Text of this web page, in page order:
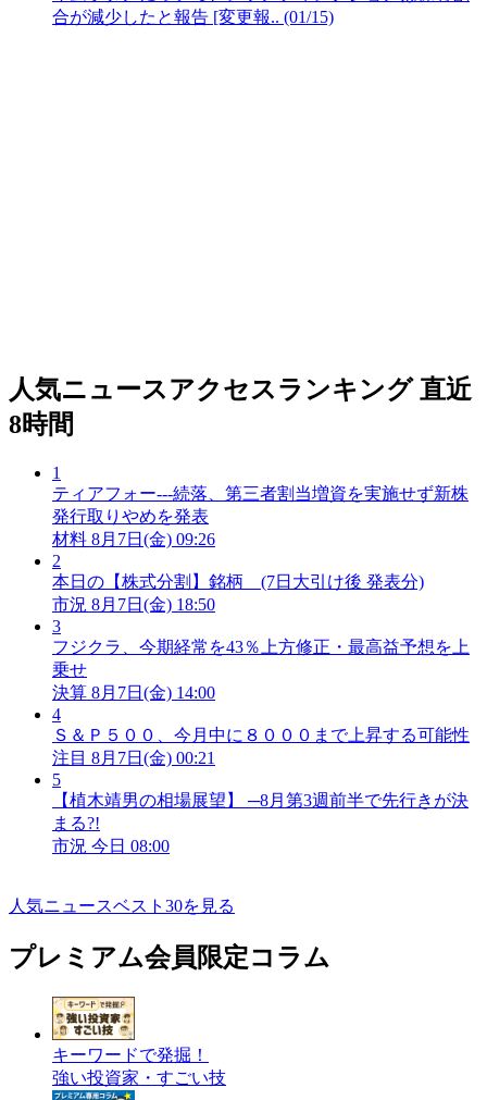
合が減少したと報告 [変更報.. (01/15)
人気ニュースアクセスランキング 直近
8時間
1
ティアフォー---続落、第三者割当増資を実施せず新株
発行取りやめを発表
材料 8月7日(金) 09:26
2
本日の【株式分割】銘柄 (7日大引け後 発表分)
市況 8月7日(金) 18:50
3
フジクラ、今期経常を43％上方修正・最高益予想を上
乗せ
決算 8月7日(金) 14:00
4
Ｓ＆Ｐ５００、今月中に８０００まで上昇する可能性
注目 8月7日(金) 00:21
5
【植木靖男の相場展望】 ─8月第3週前半で先行きが決
まる?!
市況 今日 08:00
人気ニュースベスト30を見る
プレミアム会員限定コラム
キーワードで発掘！
強い投資家・すごい技